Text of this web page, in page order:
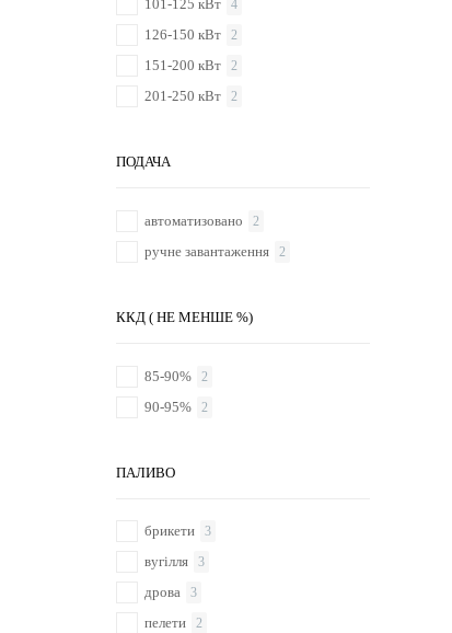
101-125 кВт 4
126-150 кВт 2
151-200 кВт 2
201-250 кВт 2
ПОДАЧА
автоматизовано 2
ручне завантаження 2
ККД ( НЕ МЕНШЕ %)
85-90% 2
90-95% 2
ПАЛИВО
брикети 3
вугілля 3
дрова 3
пелети 2